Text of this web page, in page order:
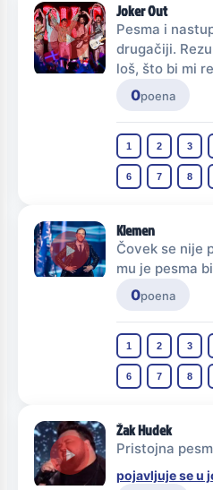
Joker Out
Pesma i
drugačiji.
loš, što bi mi
0poena
1 2 3
6 7 8
Klemen
Čovek se nije
mu je pesma
0poena
1 2 3
6 7 8
Žak Hudek
Pristojna
pojavljuje se u